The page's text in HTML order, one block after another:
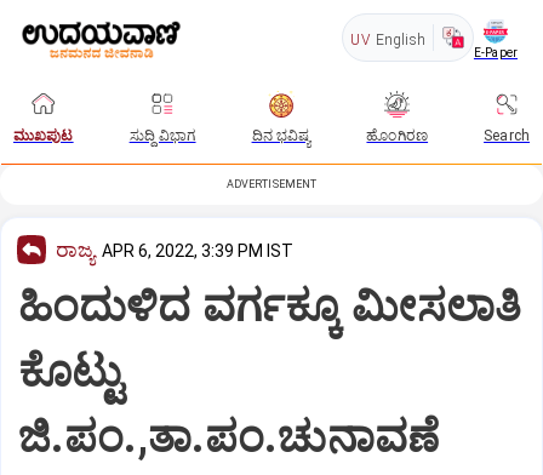
UV English
E-Paper
ಮುಖಪುಟ ಸುದ್ದಿ ವಿಭಾಗ ದಿನ ಭವಿಷ್ಯ ಹೊಂಗಿರಣ Search
ADVERTISEMENT
ರಾಜ್ಯ APR 6, 2022, 3:39 PM IST
ಹಿಂದುಳಿದ ವರ್ಗಕ್ಕೂ ಮೀಸಲಾತಿ
ಕೊಟ್ಟು
ಜಿ.ಪಂ.,ತಾ.ಪಂ.ಚುನಾವಣೆ